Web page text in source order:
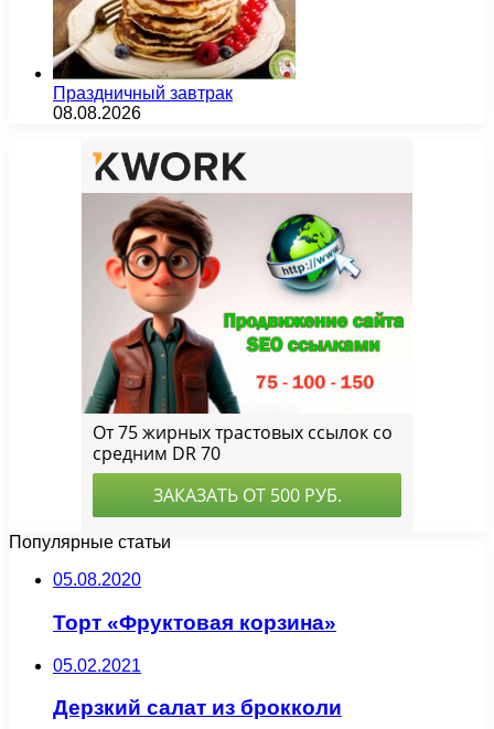
Праздничный завтрак
08.08.2026
Популярные статьи
05.08.2020
Торт «Фруктовая корзина»
05.02.2021
Дерзкий салат из брокколи